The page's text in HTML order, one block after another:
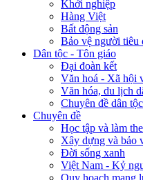
Khởi nghiệp
Hàng Việt
Bất động sản
Bảo vệ người tiêu
Dân tộc - Tôn giáo
Đại đoàn kết
Văn hoá - Xã hội
Văn hóa, du lịch
Chuyên đề dân
Chuyên đề
Học tập và làm
Xây dựng và bảo
Đời sống xanh
Việt Nam - Kỷ
Quy hoạch mạng